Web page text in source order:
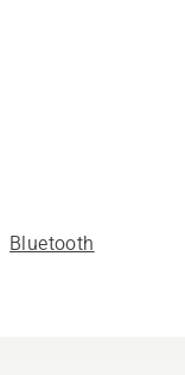
Bluetooth